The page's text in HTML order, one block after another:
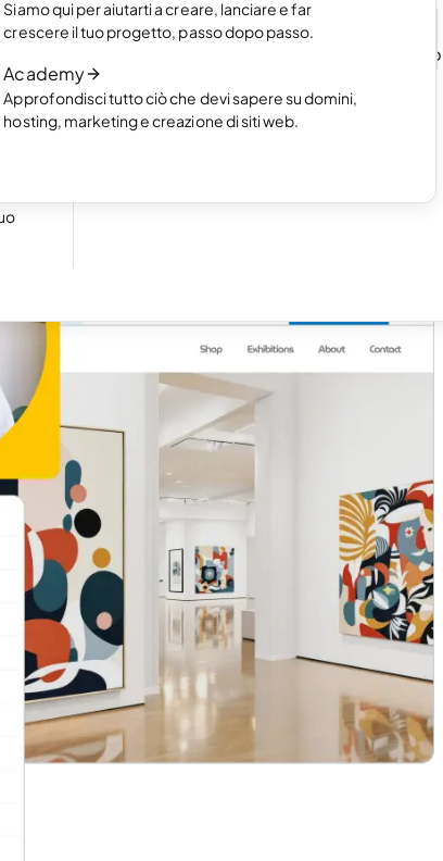
Siamo qui per aiutarti a creare, lanciare e far
crescere il tuo progetto, passo dopo passo.
Academy
Approfondisci tutto ciò che devi sapere su domini,
hosting, marketing e creazione di siti web.
Leggi l’articolo
Come funziona la creazione di un sito
l'AI
Leggi l’articolo